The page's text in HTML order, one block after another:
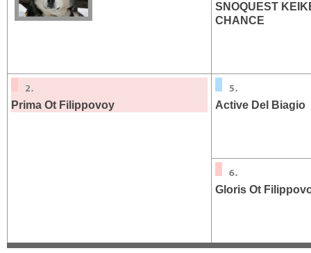
SNOQUEST
CHANCE
Prima Ot Filippovoy Active Del Biagio
Gloris Ot